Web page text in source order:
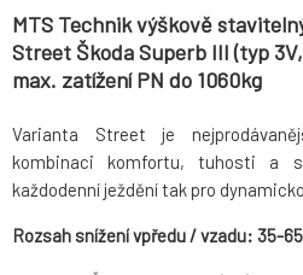
MTS Technik výškově
Street Škoda Superb III (typ
max. zatížení PN do 1060kg
Varianta Street je
kombinaci komfortu, tuhosti a
každodenní ježdění tak pro
Rozsah snížení vpředu / vzadu: 35-